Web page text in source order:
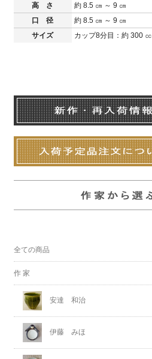
高 さ
約 8.5 ㎝ ～ 9 ㎝
口 径
約 8.5 ㎝ ～ 9 ㎝
サイズ
カップ8分目：約 300 ㏄
全ての商品
作 家
安達 和治
伊藤 みほ